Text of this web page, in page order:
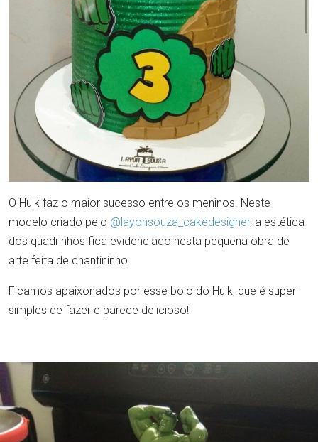
O Hulk faz o maior sucesso entre os meninos. Neste
modelo criado pelo @layonsouza_cakedesigner, a estética
dos quadrinhos fica evidenciado nesta pequena obra de
arte feita de chantininho.
Ficamos apaixonados por esse bolo do Hulk, que é super
simples de fazer e parece delicioso!